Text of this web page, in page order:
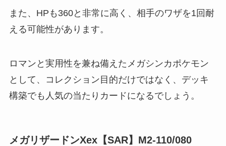
また、HPも360と非常に高く、相手のワザを1回耐
える可能性があります。
ロマンと実用性を兼ね備えたメガシンカポケモン
として、コレクション目的だけではなく、デッキ
構築でも人気の当たりカードになるでしょう。
メガリザードンXex【SAR】M2-110/080